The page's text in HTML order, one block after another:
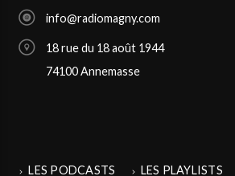
info@radiomagny.com
18 rue du 18 août 1944
74100 Annemasse
LES PODCASTS LES PLAYLISTS